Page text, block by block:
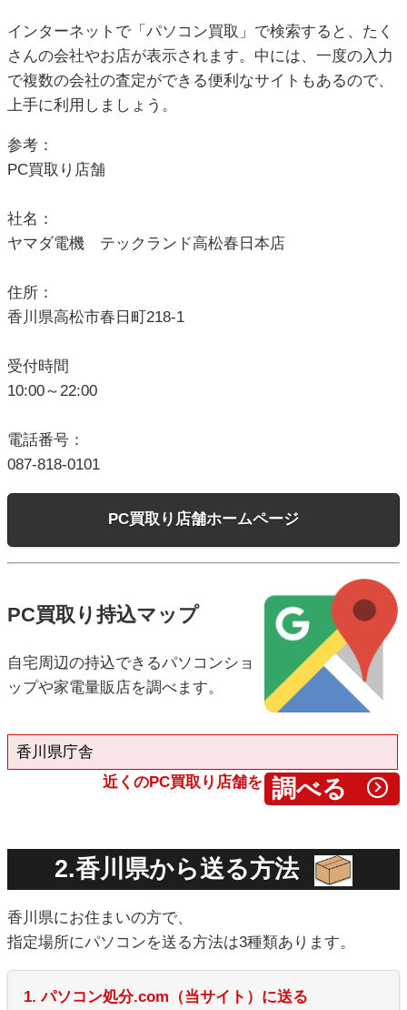
インターネットで「パソコン買取」で検索すると、たく
さんの会社やお店が表示されます。中には、一度の入力
で複数の会社の査定ができる便利なサイトもあるので、
上手に利用しましょう。
参考：
PC買取り店舗
社名：
ヤマダ電機 テックランド高松春日本店
住所：
香川県高松市春日町218-1
受付時間
10:00～22:00
電話番号：
087-818-0101
PC買取り店舗ホームページ
PC買取り持込マップ
自宅周辺の持込できるパソコンショ
ップや家電量販店を調べます。
近くのPC買取り店舗を
2.香川県から送る方法
香川県にお住まいの方で、
指定場所にパソコンを送る方法は3種類あります。
1. パソコン処分.com（当サイト）に送る